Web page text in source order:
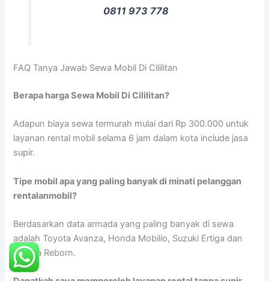
0811 973 778
FAQ Tanya Jawab Sewa Mobil Di Cililitan
Berapa harga Sewa Mobil Di Cililitan?
Adapun biaya sewa termurah mulai dari Rp 300.000 untuk
layanan rental mobil selama 6 jam dalam kota include jasa
supir.
Tipe mobil apa yang paling banyak di minati pelanggan
rentalanmobil?
Berdasarkan data armada yang paling banyak di sewa
adalah Toyota Avanza, Honda Mobilio, Suzuki Ertiga dan
Innova Reborn.